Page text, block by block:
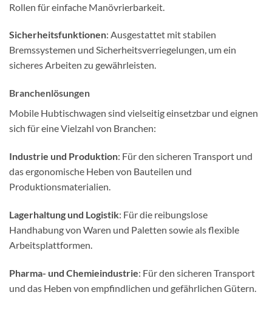
Rollen für einfache Manövrierbarkeit.
Sicherheitsfunktionen: Ausgestattet mit stabilen
Bremssystemen und Sicherheitsverriegelungen, um ein
sicheres Arbeiten zu gewährleisten.
Branchenlösungen
Mobile Hubtischwagen sind vielseitig einsetzbar und eignen
sich für eine Vielzahl von Branchen:
Industrie und Produktion: Für den sicheren Transport und
das ergonomische Heben von Bauteilen und
Produktionsmaterialien.
Lagerhaltung und Logistik: Für die reibungslose
Handhabung von Waren und Paletten sowie als flexible
Arbeitsplattformen.
Pharma- und Chemieindustrie: Für den sicheren Transport
und das Heben von empfindlichen und gefährlichen Gütern.